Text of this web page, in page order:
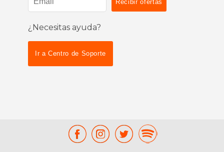
¿Necesitas ayuda?
Ir a Centro de Soporte